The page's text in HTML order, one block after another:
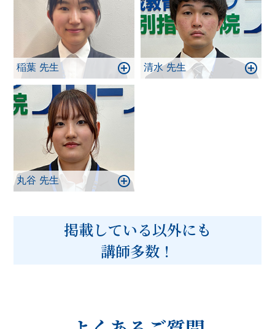
稲葉 先生 清水 先生
丸谷 先生
掲載している以外にも
講師多数！